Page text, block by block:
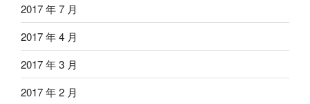
2017 年 7 月
2017 年 4 月
2017 年 3 月
2017 年 2 月